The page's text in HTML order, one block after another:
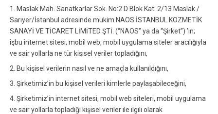
1. Maslak Mah. Sanatkarlar Sok. No:2 D Blok Kat: 2/13 Maslak /
Sarıyer/İstanbul adresinde mukim NAOS İSTANBUL KOZMETİK
SANAYİ VE TİCARET LİMİTED ŞTİ. (“NAOS” ya da “Şirket”) ’in;
işbu internet sitesi, mobil web, mobil uygulama siteler aracılığıyla
ve sair yollarla ne tür kişisel veriler topladığını,
2. Bu kişisel verilerin nasıl ve ne amaçla kullanıldığını,
3. Şirketimiz’in bu kişisel verileri kimlerle paylaşabileceğini,
4. Şirketimiz’in internet sitesi, mobil web siteleri, mobil uygulama
ve sair yollarla topladığı kişisel veriler ile ilgili olarak